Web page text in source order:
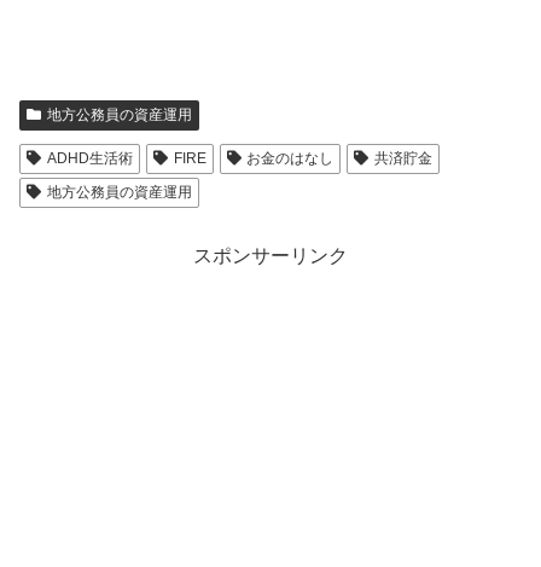
地方公務員の資産運用
ADHD生活術 FIRE お金のはなし
共済貯金
地方公務員の資産運用
スポンサーリンク